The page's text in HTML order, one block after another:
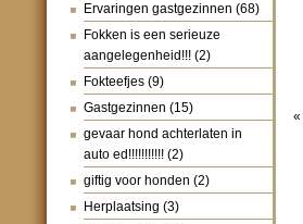
Ervaringen gastgezinnen (68)
Fokken is een serieuze
aangelegenheid!!! (2)
Fokteefjes (9)
Gastgezinnen (15)
gevaar hond achterlaten in
auto ed!!!!!!!!!!! (2)
giftig voor honden (2)
Herplaatsing (3)
«